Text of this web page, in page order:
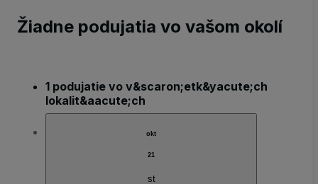
Žiadne podujatia vo vašom okolí
1 podujatie vo v&scaron;etk&yacute;ch
lokalit&aacute;ch
okt
21
st